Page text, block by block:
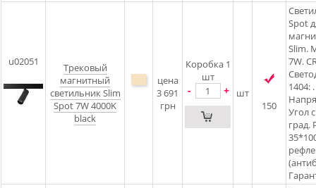
u02051
Трековый
магнитный
светильник Slim
Spot 7W 4000K
black
цена
3 691
грн
Коробка 1
шт
- +
шт
150
Spot
Slim.
7W.
1404: .
Угол
град.